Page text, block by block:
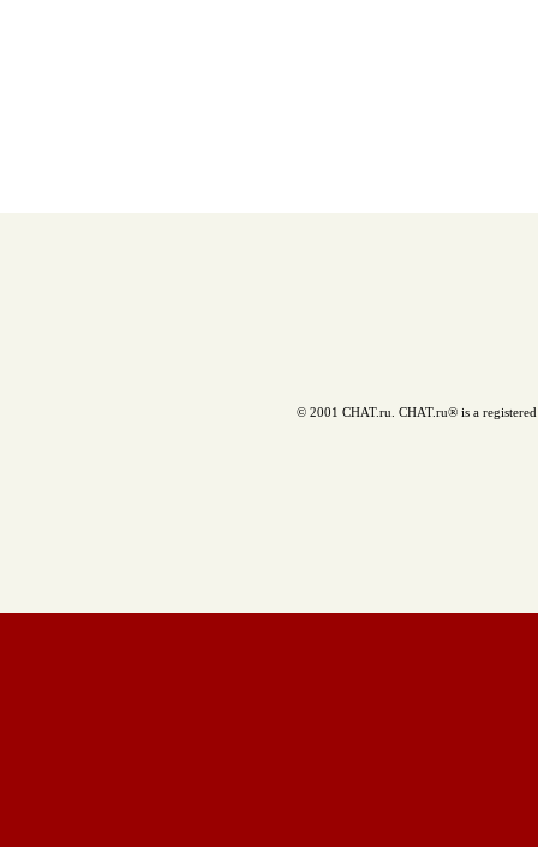
© 2001 CHAT.ru. CHAT.ru® is a